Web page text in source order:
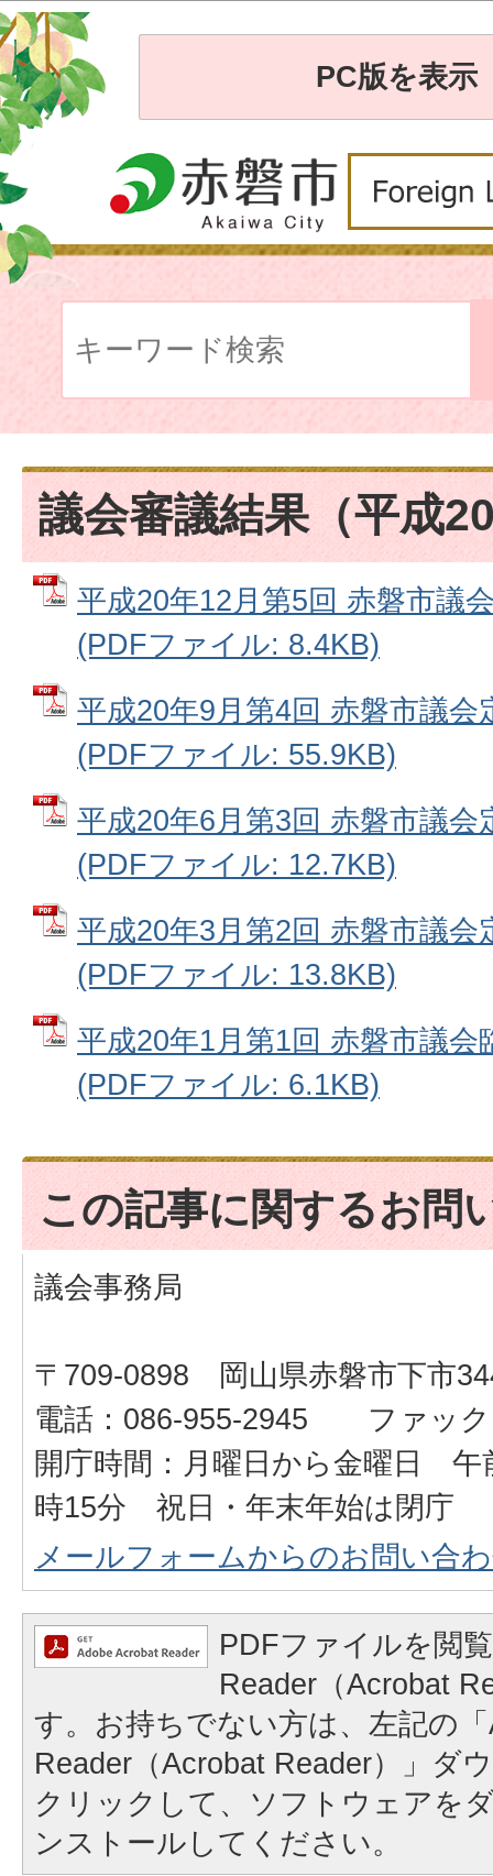
PC版を表示
議会審議結果（平成
平成20年12月第5回 赤磐市議
(PDFファイル: 8.4KB)
平成20年9月第4回 赤磐市議会
(PDFファイル: 55.9KB)
平成20年6月第3回 赤磐市議会
(PDFファイル: 12.7KB)
平成20年3月第2回 赤磐市議会
(PDFファイル: 13.8KB)
平成20年1月第1回 赤磐市議会
(PDFファイル: 6.1KB)
この記事に関するお問
議会事務局
〒709-0898 岡山県赤磐市下市
電話：086-955-2945 ファック
開庁時間：月曜日から金曜日 午
時15分 祝日・年末年始は閉庁
メールフォームからのお問い合
PDFファイルを閲
Reader（Acrobat
す。お持ちでない方は、左記の
Reader（Acrobat Reader）」ダ
クリックして、ソフトウェアを
ンストールしてください。